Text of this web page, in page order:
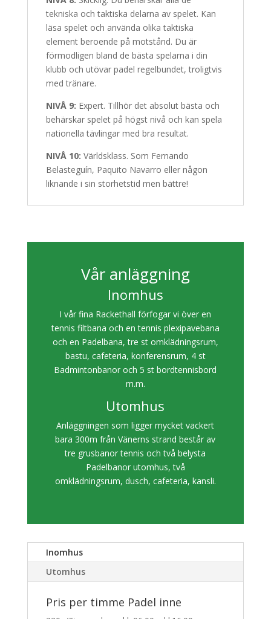
tekniska och taktiska delarna av spelet. Kan
läsa spelet och använda olika taktiska
element beroende på motstånd. Du är
förmodligen bland de bästa spelarna i din
klubb och utövar padel regelbundet, troligtvis
med tränare.
NIVÅ 9: Expert. Tillhör det absolut bästa och
behärskar spelet på högst nivå och kan spela
nationella tävlingar med bra resultat.
NIVÅ 10: Världsklass. Som Fernando
Belasteguín, Paquito Navarro eller någon
liknande i sin storhetstid men bättre!
Vår anläggning
Inomhus
I vår fina Rackethall förfogar vi över en
tennis filtbana och en tennis plexipavebana
och en Padelbana, tre st omklädningsrum,
bastu, cafeteria, konferensrum, 4 st
Badmintonbanor och 5 st bordtennisbord
m.m.
Utomhus
Anläggningen som ligger mycket vackert
bara 300m från Vänerns strand består av
tre grusbanor tennis och två belysta
Padelbanor utomhus, två
omklädningsrum, dusch, cafeteria, kansli.
Inomhus
Utomhus
Pris per timme Padel inne